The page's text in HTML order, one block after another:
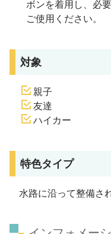
ボンを着用し、必
ご使用ください。
対象
親子
友達
ハイカー
特色タイプ
水路に沿って整備さ